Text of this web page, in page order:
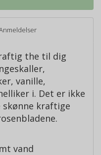
the til dig
vanille,
i. Det er ikke
skønne kraftige
vand